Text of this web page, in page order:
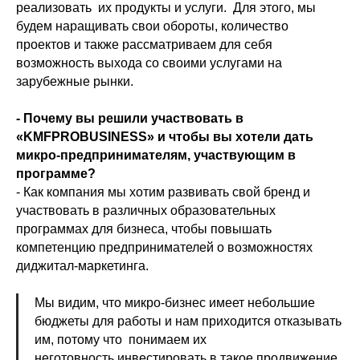
реализовать их продукты и услуги. Для этого, мы
будем наращивать свои обороты, количество
проектов и также рассматриваем для себя
возможность выхода со своими услугами на
зарубежные рынки.
- Почему вы решили участвовать в
«KMFPROBUSINESS» и чтобы вы хотели дать
микро-предпринимателям, участвующим в
программе?
- Как компания мы хотим развивать свой бренд и
участвовать в различных образовательных
программах для бизнеса, чтобы повышать
компетенцию предпринимателей о возможностях
диджитал-маркетинга.
Мы видим, что микро-бизнес имеет небольшие
бюджеты для работы и нам приходится отказывать
им, потому что понимаем их